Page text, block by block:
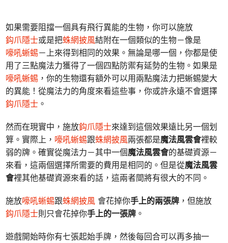
如果需要阻擋一個具有飛行異能的生物，你可以施放
鈎爪隱士或是把蛛網披風結附在一個類似的生物－像是
嚎吼蜥蜴－上來得到相同的效果。無論是哪一個，你都是使
用了三點魔法力獲得了一個四點防禦有延勢的生物。如果是
嚎吼蜥蜴 ，你的生物還有額外可以用兩點魔法力把蜥蜴變大
的異能！從魔法力的角度來看這些事，你或許永遠不會選擇
鈎爪隱士 。
然而在現實中，施放鈎爪隱士來達到這個效果遠比另一個划
算。實際上， 嚎吼蜥蜴跟蛛網披風兩張都是魔法風雲會裡較
弱的牌。確實從魔法力－其中一個魔法風雲會的基礎資源－
來看，這兩個選擇所需要的費用是相同的。但是從魔法風雲
會裡其他基礎資源來看的話，這兩者間將有很大的不同。
施放嚎吼蜥蜴跟蛛網披風 會花掉你手上的兩張牌 ，但施放
鈎爪隱士則只會花掉你手上的一張牌 。
遊戲開始時你有七張起始手牌，然後每回合可以再多抽一